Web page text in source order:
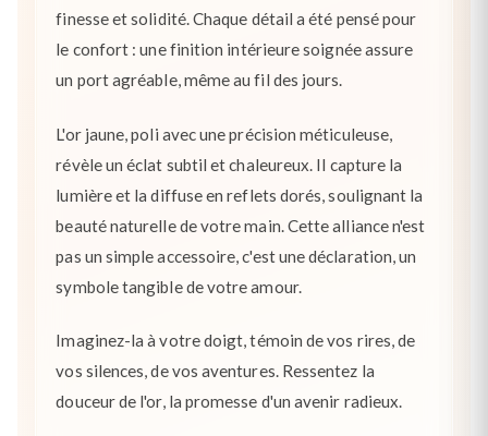
finesse et solidité. Chaque détail a été pensé pour
le confort : une finition intérieure soignée assure
un port agréable, même au fil des jours.
L'or jaune, poli avec une précision méticuleuse,
révèle un éclat subtil et chaleureux. Il capture la
lumière et la diffuse en reflets dorés, soulignant la
beauté naturelle de votre main. Cette alliance n'est
pas un simple accessoire, c'est une déclaration, un
symbole tangible de votre amour.
Imaginez-la à votre doigt, témoin de vos rires, de
vos silences, de vos aventures. Ressentez la
douceur de l'or, la promesse d'un avenir radieux.